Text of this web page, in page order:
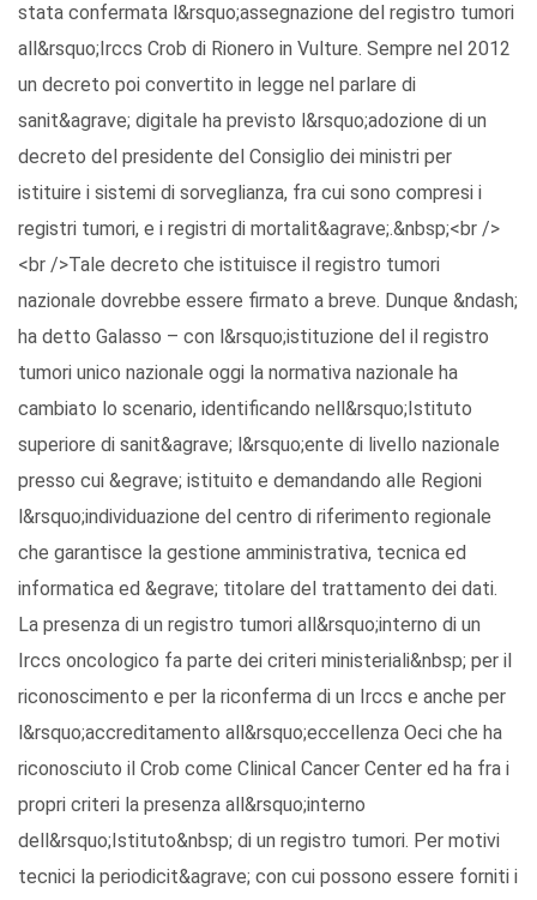
stata confermata l&rsquo;assegnazione del registro tumori
all&rsquo;Irccs Crob di Rionero in Vulture. Sempre nel 2012
un decreto poi convertito in legge nel parlare di
sanit&agrave; digitale ha previsto l&rsquo;adozione di un
decreto del presidente del Consiglio dei ministri per
istituire i sistemi di sorveglianza, fra cui sono compresi i
registri tumori, e i registri di mortalit&agrave;.&nbsp;<br />
<br />Tale decreto che istituisce il registro tumori
nazionale dovrebbe essere firmato a breve. Dunque &ndash;
ha detto Galasso – con l&rsquo;istituzione del il registro
tumori unico nazionale oggi la normativa nazionale ha
cambiato lo scenario, identificando nell&rsquo;Istituto
superiore di sanit&agrave; l&rsquo;ente di livello nazionale
presso cui &egrave; istituito e demandando alle Regioni
l&rsquo;individuazione del centro di riferimento regionale
che garantisce la gestione amministrativa, tecnica ed
informatica ed &egrave; titolare del trattamento dei dati.
La presenza di un registro tumori all&rsquo;interno di un
Irccs oncologico fa parte dei criteri ministeriali&nbsp; per il
riconoscimento e per la riconferma di un Irccs e anche per
l&rsquo;accreditamento all&rsquo;eccellenza Oeci che ha
riconosciuto il Crob come Clinical Cancer Center ed ha fra i
propri criteri la presenza all&rsquo;interno
dell&rsquo;Istituto&nbsp; di un registro tumori. Per motivi
tecnici la periodicit&agrave; con cui possono essere forniti i